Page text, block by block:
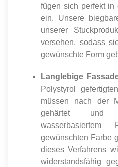
fügen sich perfekt in
ein. Unsere
unserer
versehen, sodass
gewünschte Form
Langlebige
Polystyrol
müssen nach der
gehärtet und
gewünschten Farbe
dieses Verfahrens
widerstandsfähig